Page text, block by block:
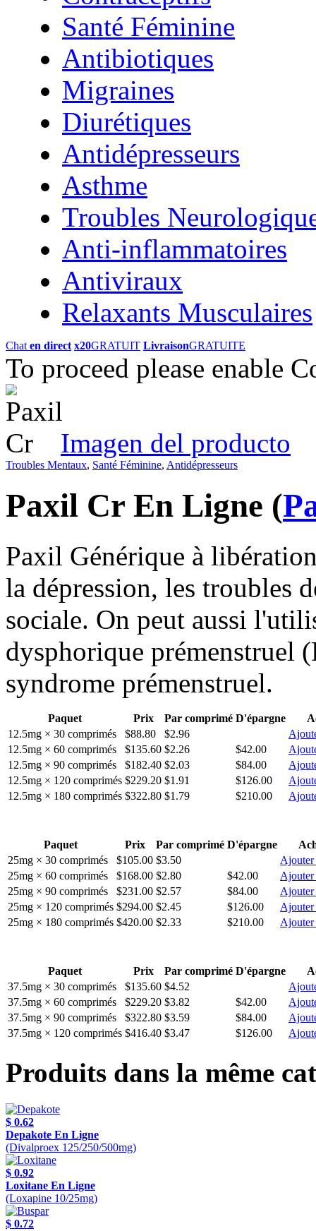
Santé Féminine
Antibiotiques
Migraines
Diurétiques
Antidépresseurs
Asthme
Troubles
Anti-inflammatoires
Antiviraux
Relaxants Musculaires
Chat en direct x20GRATUIT LivraisonGRATUITE
To proceed please enable
Imagen del producto
Troubles Mentaux, Santé Féminine, Antidépresseurs
Paxil Cr En Ligne (
Paxil Générique à
la dépression, les troubles
sociale. On peut aussi
dysphorique prémenstruel
syndrome prémenstruel.
Paquet Prix Par comprimé D'épargne
12.5mg × 30 comprimés
$88.80 $2.96
12.5mg × 60 comprimés
$135.60 $2.26 $42.00
12.5mg × 90 comprimés
$182.40 $2.03 $84.00
12.5mg × 120 comprimés $229.20 $1.91 $126.00
12.5mg × 180 comprimés $322.80 $1.79 $210.00
Paquet Prix Par comprimé D'épargne
25mg × 30 comprimés
$105.00 $3.50
Ajouter
25mg × 60 comprimés
$168.00 $2.80 $42.00
Ajouter
25mg × 90 comprimés
$231.00 $2.57 $84.00
Ajouter
25mg × 120 comprimés $294.00 $2.45 $126.00
Ajouter
25mg × 180 comprimés $420.00 $2.33 $210.00 Ajouter
Paquet Prix Par comprimé D'épargne
37.5mg × 30 comprimés
$135.60 $4.52
37.5mg × 60 comprimés
$229.20 $3.82 $42.00
37.5mg × 90 comprimés
$322.80 $3.59 $84.00
37.5mg × 120 comprimés $416.40 $3.47 $126.00
Produits dans la même
$ 0.62
Depakote En Ligne
(Divalproex 125/250/500mg)
$ 0.92
Loxitane En Ligne
(Loxapine 10/25mg)
$ 0.72